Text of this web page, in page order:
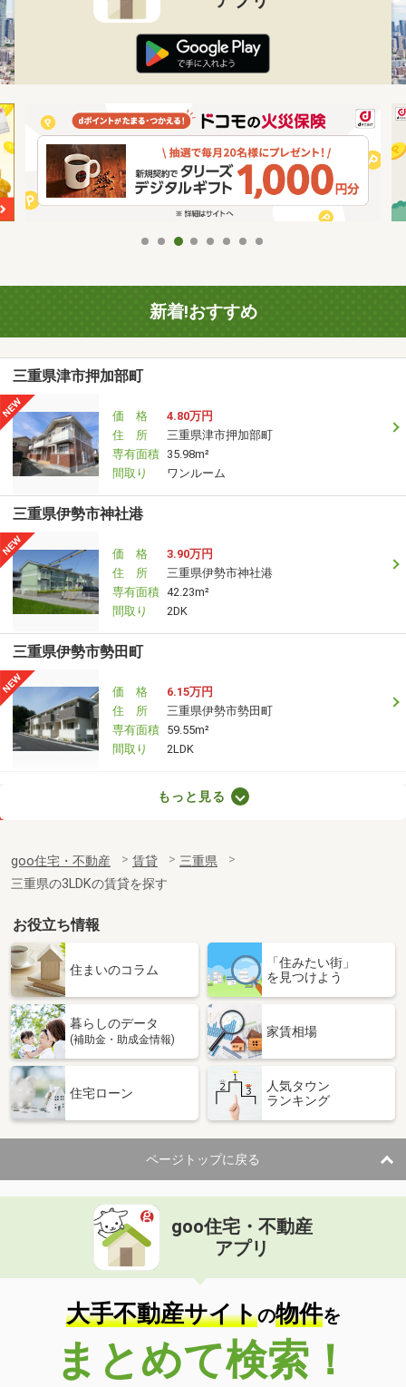
新着!おすすめ
三重県津市押加部町
価 格
4.80万円
住 所
三重県津市押加部町
専有面積 35.98m²
間取り
ワンルーム
三重県伊勢市神社港
価 格
3.90万円
住 所
三重県伊勢市神社港
専有面積 42.23m²
間取り
2DK
三重県伊勢市勢田町
価 格
6.15万円
住 所
三重県伊勢市勢田町
専有面積 59.55m²
間取り
2LDK
専有面積
30.24m²
間取り
三重県三重郡菰野町大字菰野
価 格
6.10万円
三重県三重郡菰野町大字菰野
専有面積 57.63m²
間取り
三重県四日市市東坂部町
住 所
三重県四日市市東坂部町
専有面積 32.97m²
間取り
ワンルーム
三重県津市津興
価 格
住 所
三重県津市津興
専有面積 29.25m²
間取り
ワンルーム
三重県津市久居新町
価 格
5.60万円
もっと見る
goo住宅・不動産 賃貸
三重県
三重県の3LDKの賃貸を探す
お役立ち情報
住まいのコラム
「住みたい街」
を見つけよう
暮らしのデータ
(補助金・助成金情報)
家賃相場
住宅ローン
人気タウン
ランキング
ページトップに戻る
goo住宅・不動産
アプリ
大手不動産サイトの物件を
まとめて検索！